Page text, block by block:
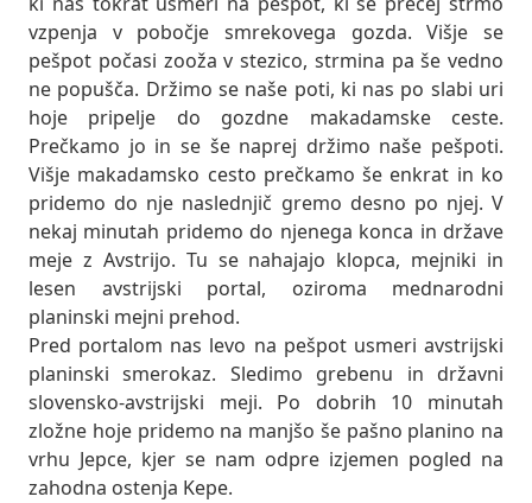
vzpenja v pobočje smrekovega gozda. Višje se
pešpot počasi zooža v stezico, strmina pa še vedno
ne popušča. Držimo se naše poti, ki nas po slabi uri
hoje pripelje do gozdne makadamske ceste.
Prečkamo jo in se še naprej držimo naše pešpoti.
Višje makadamsko cesto prečkamo še enkrat in ko
pridemo do nje naslednjič gremo desno po njej. V
nekaj minutah pridemo do njenega konca in države
meje z Avstrijo. Tu se nahajajo klopca, mejniki in
lesen avstrijski portal, oziroma mednarodni
planinski mejni prehod.
Pred portalom nas levo na pešpot usmeri avstrijski
planinski smerokaz. Sledimo grebenu in državni
slovensko-avstrijski meji. Po dobrih 10 minutah
zložne hoje pridemo na manjšo še pašno planino na
vrhu Jepce, kjer se nam odpre izjemen pogled na
zahodna ostenja Kepe.